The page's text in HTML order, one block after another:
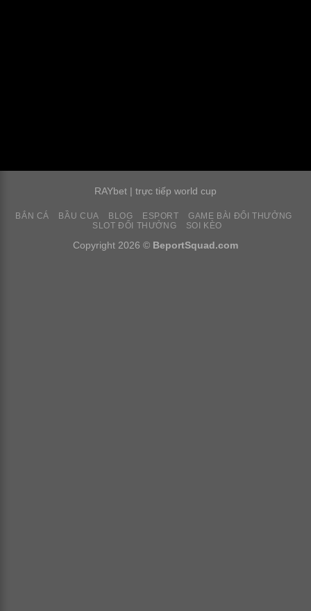
RAYbet | trực tiếp world cup
BẮN CÁ BẦU CUA BLOG ESPORT
GAME BÀI ĐỔI THƯỞNG
SLOT ĐỔI THƯỞNG
SOI KÈO
Copyright 2026 © BeportSquad.com